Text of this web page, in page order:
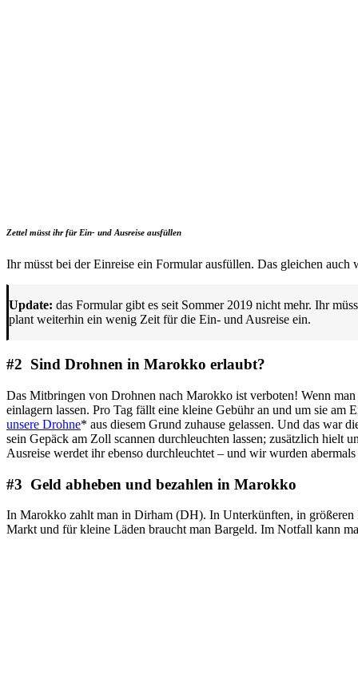
Zettel müsst ihr für Ein- und Ausreise ausfüllen
Ihr müsst bei der Einreise ein Formular ausfüllen. Das gleichen
Update: das Formular gibt es seit Sommer 2019 nicht mehr. Ihr
plant weiterhin ein wenig Zeit für die Ein- und Ausreise ein.
#2 Sind Drohnen in Marokko erlaubt?
Das Mitbringen von Drohnen nach Marokko ist verboten! Wenn
einlagern lassen. Pro Tag fällt eine kleine Gebühr an und um sie am
unsere Drohne* aus diesem Grund zuhause gelassen. Und das war
sein Gepäck am Zoll scannen durchleuchten lassen; zusätzlich hielt
Ausreise werdet ihr ebenso durchleuchtet – und wir wurden
#3 Geld abheben und bezahlen in Marokko
In Marokko zahlt man in Dirham (DH). In Unterkünften, in größeren
Markt und für kleine Läden braucht man Bargeld. Im Notfall kann